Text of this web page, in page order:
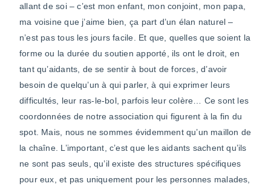
allant de soi – c’est mon enfant, mon conjoint, mon papa,
ma voisine que j’aime bien, ça part d’un élan naturel –
n’est pas tous les jours facile. Et que, quelles que soient la
forme ou la durée du soutien apporté, ils ont le droit, en
tant qu’aidants, de se sentir à bout de forces, d’avoir
besoin de quelqu’un à qui parler, à qui exprimer leurs
difficultés, leur ras-le-bol, parfois leur colère… Ce sont les
coordonnées de notre association qui figurent à la fin du
spot. Mais, nous ne sommes évidemment qu’un maillon de
la chaîne. L’important, c’est que les aidants sachent qu’ils
ne sont pas seuls, qu’il existe des structures spécifiques
pour eux, et pas uniquement pour les personnes malades,